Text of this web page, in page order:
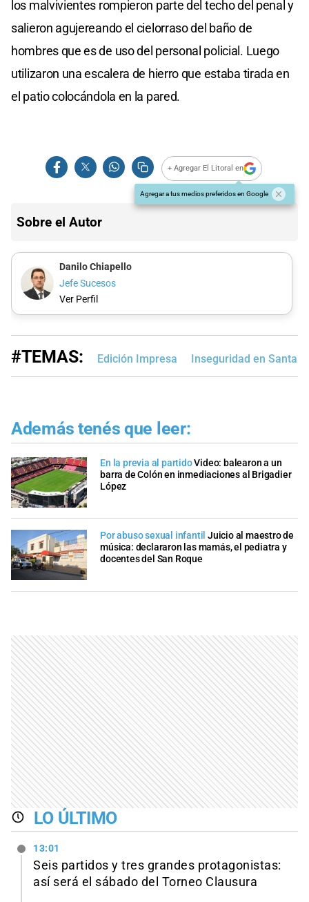
los malvivientes rompieron parte del techo del penal y
salieron agujereando el cielorraso del baño de
hombres que es de uso del personal policial. Luego
utilizaron una escalera de hierro que estaba tirada en
el patio colocándola en la pared.
+ Agregar El Litoral en
Agregar a tus medios preferidos en Google
Sobre el Autor
Danilo Chiapello
Jefe Sucesos
Ver Perfil
#TEMAS: Edición Impresa Inseguridad en Santa
Además tenés que leer:
En la previa al partidoVideo: balearon a un
barra de Colón en inmediaciones al Brigadier
López
Por abuso sexual infantil Juicio al maestro de
música: declararon las mamás, el pediatra y
docentes del San Roque
LO ÚLTIMO
13:01
Seis partidos y tres grandes protagonistas:
así será el sábado del Torneo Clausura